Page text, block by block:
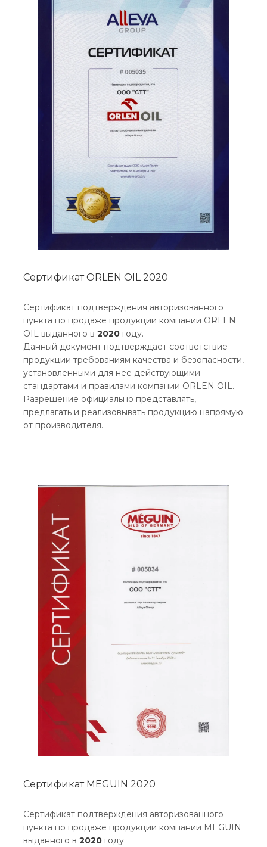
Сертификат ORLEN OIL 2020
Сертификат подтверждения авторизованного
пункта по продаже продукции компании ORLEN
OIL выданного в 2020 году.
Данный документ подтверждает соответствие
продукции требованиям качества и безопасности,
установленными для нее действующими
стандартами и правилами компании ORLEN OIL.
Разрешение официально представлять,
предлагать и реализовывать продукцию напрямую
от производителя.
Сертификат MEGUIN 2020
Сертификат подтверждения авторизованного
пункта по продаже продукции компании MEGUIN
выданного в 2020 году.